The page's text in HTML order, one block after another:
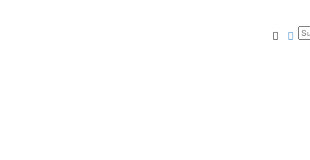
Suche